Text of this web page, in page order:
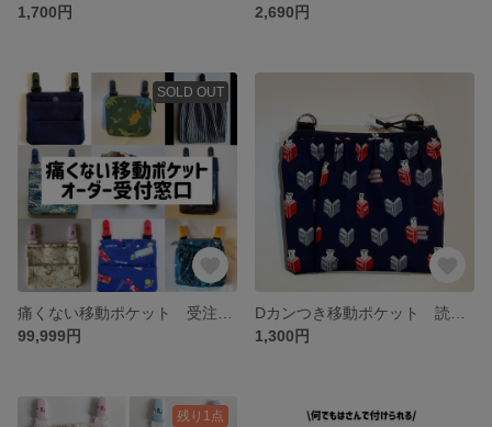
1,700円
2,690円
SOLD OUT
99,999円
1,300円
残り1点